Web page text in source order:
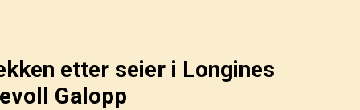
etter seier i Longines
Galopp